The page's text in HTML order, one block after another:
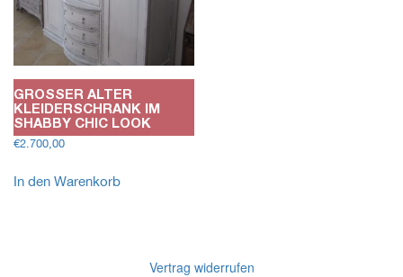
GROSSER ALTER
KLEIDERSCHRANK IM
SHABBY CHIC LOOK
€2.700,00
In den Warenkorb
Vertrag widerrufen